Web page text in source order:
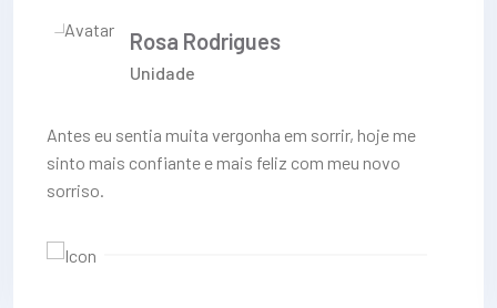
Rosa Rodrigues
Unidade
Antes eu sentia muita vergonha em sorrir, hoje me
sinto mais confiante e mais feliz com meu novo
sorriso.